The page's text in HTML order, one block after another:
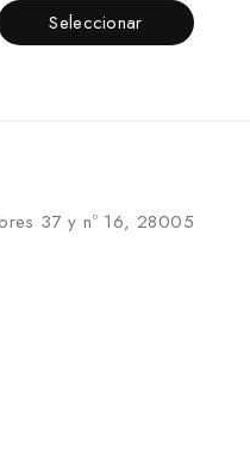
de
Seleccionar
37 y nº 16, 28005